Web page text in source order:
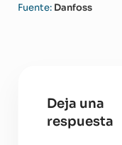
Fuente: Danfoss
Deja una
respuesta